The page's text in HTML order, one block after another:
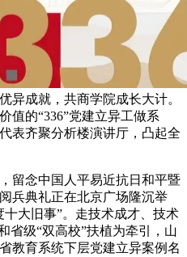
异成就，共商学院成长大计。
值的“336”党建立异工做系
表齐聚分析楼演讲厅，凸起全
念中国人平易近抗日和平暨
兵典礼正在北京广场隆沉举
十大旧事”。走技术成才、技术
省级“双高校”扶植为牵引，山
教育系统下层党建立异案例名